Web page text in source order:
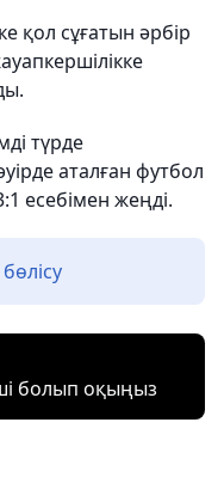
қол сұғатын әрбір
түрде
аталған футбол
есебімен жеңді.
болып оқыңыз